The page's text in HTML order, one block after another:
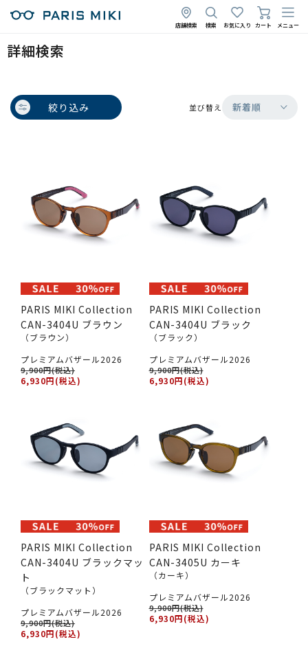
店舗検索 検索 お気に入り カート メニュー
詳細検索
絞り込み 並び替え 新着順
PARIS MIKI Collection
CAN-3404U ブラウン
（ブラウン）
プレミアムバザール2026
9,900円(税込)
6,930円(税込)
PARIS MIKI Collection
CAN-3404U ブラック
（ブラック）
プレミアムバザール2026
9,900円(税込)
6,930円(税込)
PARIS MIKI Collection
CAN-3404U ブラックマッ
ト
（ブラックマット）
プレミアムバザール2026
9,900円(税込)
6,930円(税込)
PARIS MIKI Collection
CAN-3405U カーキ
（カーキ）
プレミアムバザール2026
9,900円(税込)
6,930円(税込)